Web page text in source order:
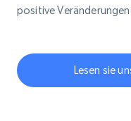
positive
Lesen sie